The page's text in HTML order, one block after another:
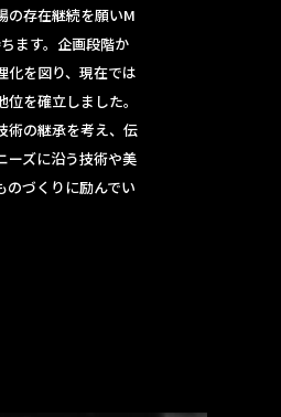
の存在継続を願いM
ます。企画段階か
化を図り、現在では
を確立しました。
術の継承を考え、伝
ーズに沿う技術や美
のづくりに励んでい